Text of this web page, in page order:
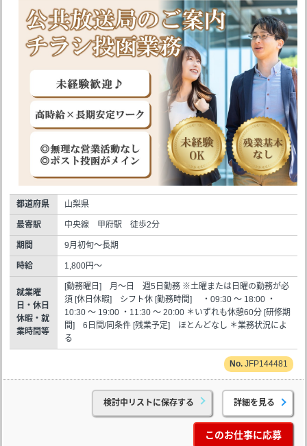
都道府県 山梨県
最寄駅 中央線 甲府駅 徒歩2分
期間 9月初旬～長期
時給 1,800円～
就業曜
日・休日
休暇・就
業時間等
[勤務曜日] 月～日 週5日勤務 ※土曜または日曜の勤務が必
須 [休日休暇] シフト休 [勤務時間] ・09:30 ～ 18:00 ・
10:30 ～ 19:00 ・11:30 ～ 20:00 ＊いずれも休憩60分 [研修期
間] 6日間/同条件 [残業予定] ほとんどなし ＊業務状況によ
る
JFP144481
検討中リストに保存する 詳細を見る
このお仕事に応募